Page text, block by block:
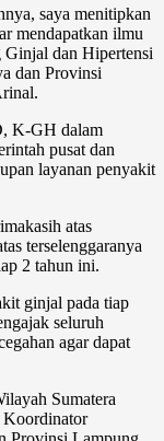
saya menitipkan
mendapatkan ilmu
Ginjal dan Hipertensi
dan Provinsi
K-GH dalam
pusat dan
layanan penyakit
atas
terselenggaranya
2 tahun ini.
ginjal pada tiap
seluruh
agar dapat
Sumatera